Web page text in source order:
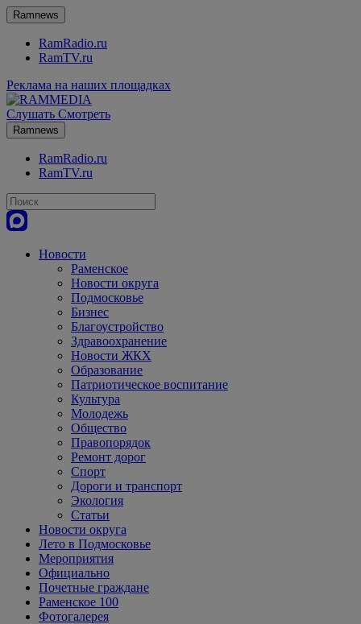
Ramnews
RamRadio.ru
RamTV.ru
Реклама на наших площадках
Слушать Смотреть
Ramnews
RamRadio.ru
RamTV.ru
Новости
Раменское
Новости округа
Подмосковье
Бизнес
Благоустройство
Здравоохранение
Новости ЖКХ
Образование
Патриотическое воспитание
Культура
Молодежь
Общество
Правопорядок
Ремонт дорог
Спорт
Дороги и транспорт
Экология
Статьи
Новости округа
Лето в Подмосковье
Мероприятия
Официально
Почетные граждане
Раменское 100
Фотогалерея